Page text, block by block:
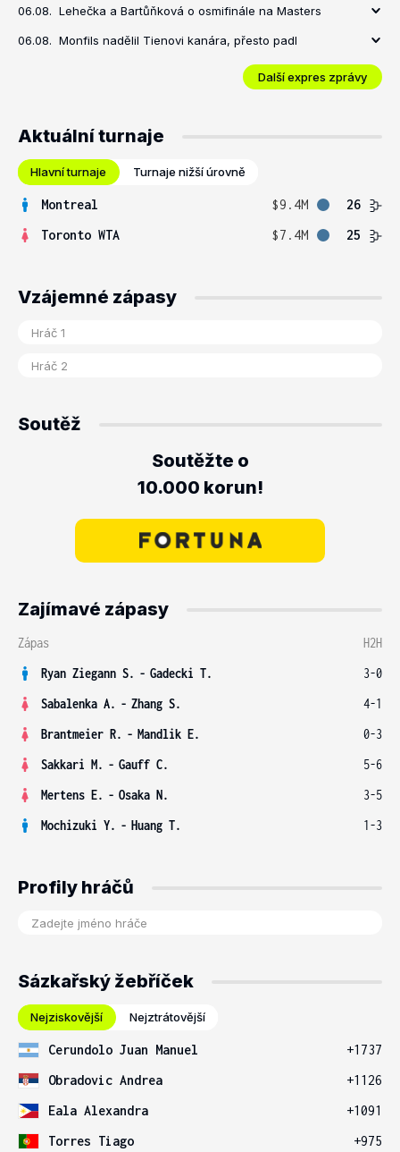
06.08. Lehečka a Bartůňková o osmifinále na Masters
06.08. Monfils nadělil Tienovi kanára, přesto padl
Další expres zprávy
Aktuální turnaje
Hlavní turnaje Turnaje nižší úrovně
Montreal $9.4M
26
Toronto WTA
$7.4M 25
Vzájemné zápasy
Soutěž
Soutěžte o
10.000 korun!
Zajímavé zápasy
Zápas
H2H
Ryan Ziegann S. - Gadecki T.
3-0
Sabalenka A. - Zhang S.
4-1
Brantmeier R. - Mandlik E.
0-3
Sakkari M. - Gauff C.
5-6
Mertens E. - Osaka N.
3-5
Mochizuki Y. - Huang T. 1-3
Profily hráčů
Sázkařský žebříček
Nejziskovější Nejztrátovější
Cerundolo Juan Manuel
+1737
Obradovic Andrea
+1126
Eala Alexandra
+1091
Torres Tiago
+975